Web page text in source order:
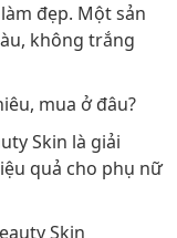
đẹp. Một sản
không trắng
mua ở đâu?
Skin là giải
quả cho phụ nữ
Skin